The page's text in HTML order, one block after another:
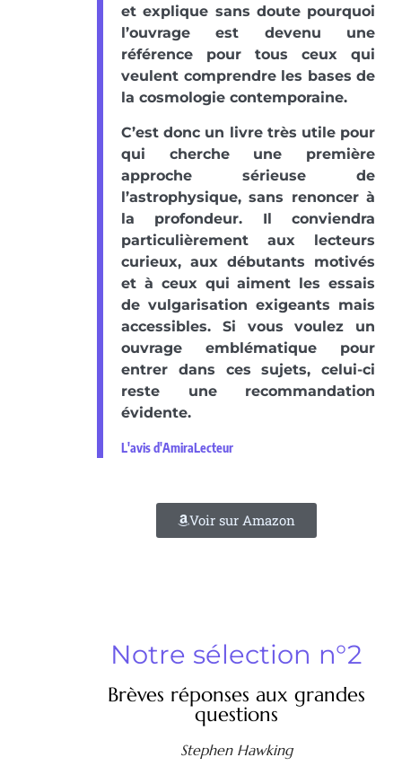
et explique sans doute pourquoi
l’ouvrage est devenu une
référence pour tous ceux qui
veulent comprendre les bases de
la cosmologie contemporaine.
C’est donc un livre très utile pour
qui cherche une première
approche sérieuse de
l’astrophysique, sans renoncer à
la profondeur. Il conviendra
particulièrement aux lecteurs
curieux, aux débutants motivés
et à ceux qui aiment les essais
de vulgarisation exigeants mais
accessibles. Si vous voulez un
ouvrage emblématique pour
entrer dans ces sujets, celui-ci
reste une recommandation
évidente.
L'avis d'AmiraLecteur
Voir sur Amazon
Notre sélection n°2
Brèves réponses aux grandes
questions
Stephen Hawking